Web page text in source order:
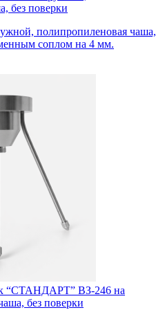
без поверки
полипропиленовая чаша,
соплом на 4 мм.
“СТАНДАРТ” ВЗ-246 на
без поверки